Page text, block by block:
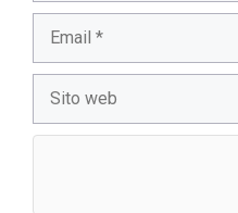
web